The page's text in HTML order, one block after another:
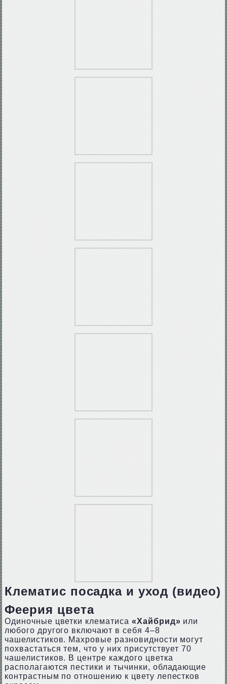
Клематис посадка и уход (видео)
Феерия цвета
Одиночные цветки клематиса «Хайбрид» или
любого другого включают в себя 4–8
чашелистиков. Махровые разновидности могут
похвастаться тем, что у них присутствует 70
чашелистиков. В центре каждого цветка
располагаются пестики и тычинки, обладающие
контрастным по отношению к цвету лепестков